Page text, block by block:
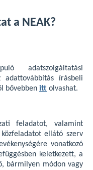
a NEAK?
adatszolgáltatási
adattovábbítás írásbeli
bővebben itt olvashat.
feladatot, valamint
ellátó szerv
vonatkozó
keletkezett, a
bármilyen módon vagy